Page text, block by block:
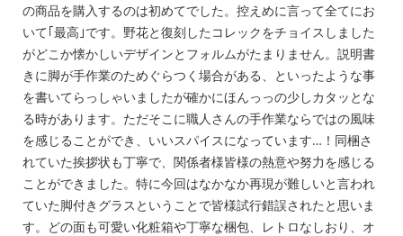
の商品を購入するのは初めてでした。控えめに言って全てにお
いて｢最高｣です。野花と復刻したコレックをチョイスしました
がどこか懐かしいデザインとフォルムがたまりません。説明書
きに脚が手作業のためぐらつく場合がある、といったような事
を書いてらっしゃいましたが確かにほんっっの少しカタッとな
る時があります。ただそこに職人さんの手作業ならではの風味
を感じることができ、いいスパイスになっています…！同梱さ
れていた挨拶状も丁寧で、関係者様皆様の熱意や努力を感じる
ことができました。特に今回はなかなか再現が難しいと言われ
ていた脚付きグラスということで皆様試行錯誤されたと思いま
す。どの面も可愛い化粧箱や丁寧な梱包、レトロなしおり、オ